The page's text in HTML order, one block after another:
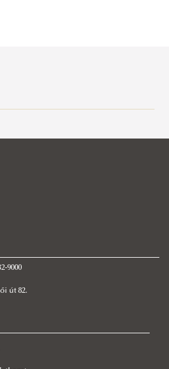
szak
alapszak
szak
alapszak
alapképzési szak
alapszak
szak
alapképzési szak
szak
szak
9000
út 82.